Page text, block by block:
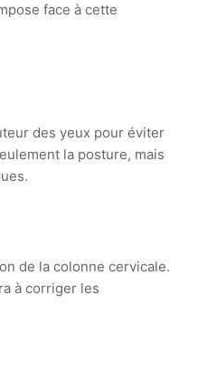
face à cette
des yeux pour éviter
la posture, mais
de la colonne cervicale.
à corriger les